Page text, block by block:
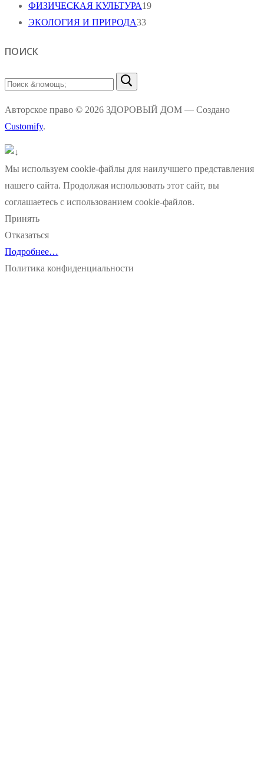
ФИЗИЧЕСКАЯ КУЛЬТУРА19
ЭКОЛОГИЯ И ПРИРОДА33
ПОИСК
Найти:
Авторское право © 2026 ЗДОРОВЫЙ ДОМ — Создано
Customify.
Мы используем cookie-файлы для наилучшего представления
нашего сайта. Продолжая использовать этот сайт, вы
соглашаетесь с использованием cookie-файлов.
Принять
Отказаться
Подробнее…
Политика конфиденциальности